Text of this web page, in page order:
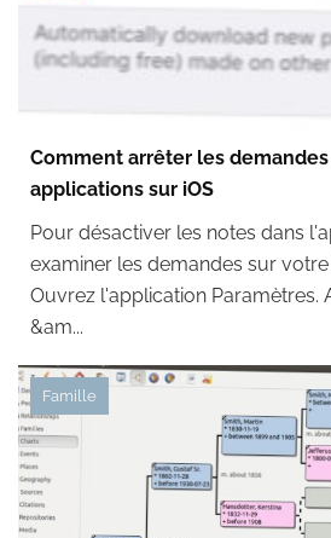
Comment arrêter les
applications sur iOS
Pour désactiver les notes dans
examiner les demandes sur
Ouvrez l'application Paramètres.
&am...
Famille